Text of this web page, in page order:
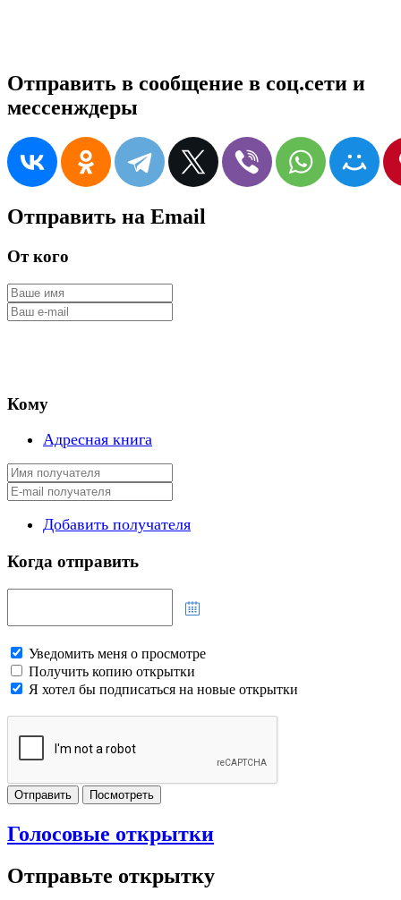
Отправить в сообщение в соц.сети и
мессенждеры
Отправить на Email
От кого
Кому
Адресная книга
Добавить получателя
Когда отправить
Уведомить меня о просмотре
Получить копию открытки
Я хотел бы подписаться на новые открытки
Отправить Посмотреть
Голосовые открытки
Отправьте открытку